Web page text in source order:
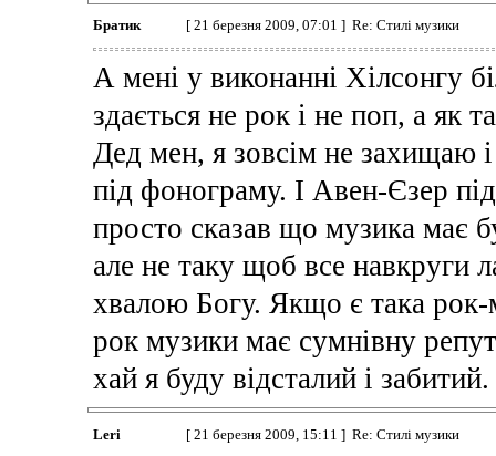
Братик [ 21 березня 2009, 07:01 ] Re: Стилі музики
А мені у виконанні Хілсонгу
здається не рок і не поп, а як
Дед мен, я зовсім не захищаю
під фонограму. І Авен-Єзер
просто сказав що музика має
але не таку щоб все навкруги
хвалою Богу. Якщо є така рок-
рок музики має сумнівну
хай я буду відсталий і забитий.
Leri [ 21 березня 2009, 15:11 ] Re: Стилі музики